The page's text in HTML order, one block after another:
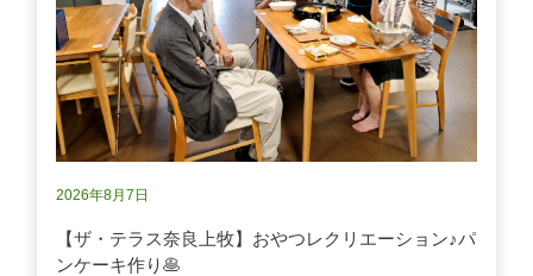
2026年8月7日
【ザ・テラス奈良上牧】おやつレクリエーション♪パ
ンケーキ作り🥞